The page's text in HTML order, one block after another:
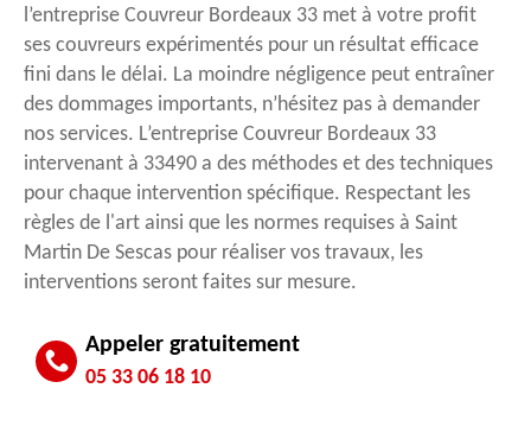
l’entreprise Couvreur Bordeaux 33 met à votre profit
ses couvreurs expérimentés pour un résultat efficace
fini dans le délai. La moindre négligence peut entraîner
des dommages importants, n’hésitez pas à demander
nos services. L’entreprise Couvreur Bordeaux 33
intervenant à 33490 a des méthodes et des techniques
pour chaque intervention spécifique. Respectant les
règles de l'art ainsi que les normes requises à Saint
Martin De Sescas pour réaliser vos travaux, les
interventions seront faites sur mesure.
Appeler gratuitement
05 33 06 18 10